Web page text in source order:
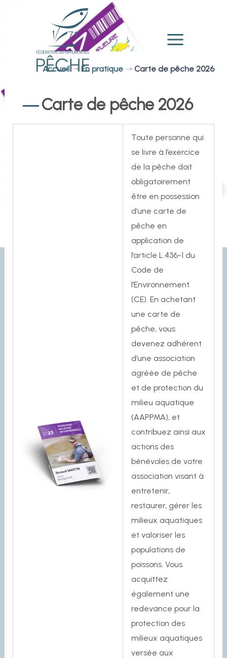
Main
Menu
Accueil En pratique Carte de pêche 2026
Carte de pêche 2026
Toute personne qui
se livre à l’exercice
de la pêche doit
obligatoirement
être en possession
d’une carte de
pêche en
application de
l’article L.436-1 du
Code de
l’Environnement
(CE). En achetant
une carte de
pêche, vous
devenez adhérent
d’une association
agréée de pêche
et de protection du
milieu aquatique
(AAPPMA), et
contribuez ainsi aux
actions des
bénévoles de votre
association visant à
entretenir,
restaurer, gérer les
milieux aquatiques
et valoriser les
populations de
poissons. Vous
acquittez
également une
redevance pour la
protection des
milieux aquatiques
versée aux